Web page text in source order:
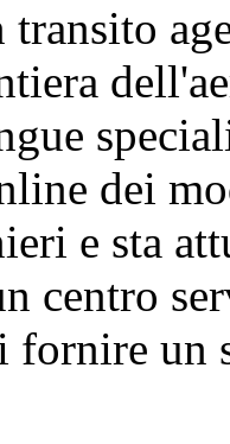
transito
dei
e sta
centro
fornire un